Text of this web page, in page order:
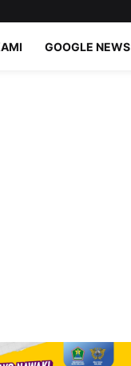
GOOGLE NEWS